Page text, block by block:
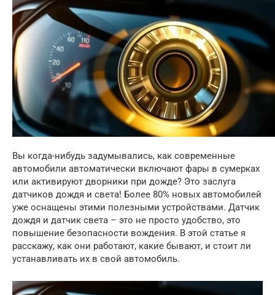
Вы когда-нибудь задумывались, как современные
автомобили автоматически включают фары в сумерках
или активируют дворники при дожде? Это заслуга
датчиков дождя и света! Более 80% новых автомобилей
уже оснащены этими полезными устройствами. Датчик
дождя и датчик света – это не просто удобство, это
повышение безопасности вождения. В этой статье я
расскажу, как они работают, какие бывают, и стоит ли
устанавливать их в свой автомобиль.